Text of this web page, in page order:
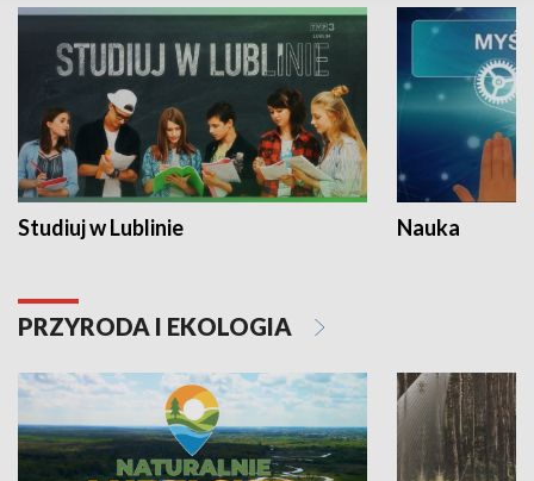
Studiuj w Lublinie Nauka
PRZYRODA I EKOLOGIA